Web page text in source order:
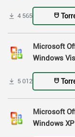
4 565
Microsoft
Windows
5 012
Microsoft
Windows XP